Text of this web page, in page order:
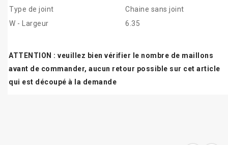
Type de joint
Chaine sans joint
W - Largeur
6.35
ATTENTION : veuillez bien vérifier le nombre de maillons
avant de commander, aucun retour possible sur cet article
qui est découpé à la demande